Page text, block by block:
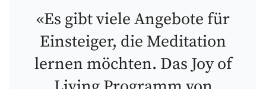
«Es gibt viele Angebote für
Einsteiger, die Meditation
lernen möchten. Das Joy of